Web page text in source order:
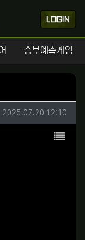
승부예측게임
작성일
2025.07.20 12:10
목록